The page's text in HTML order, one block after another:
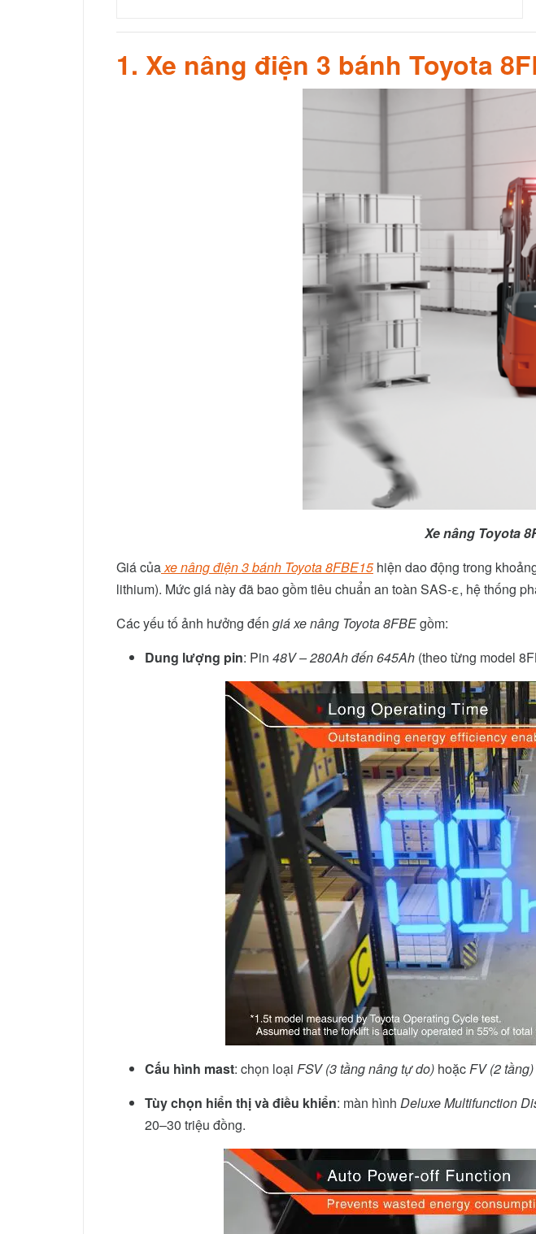
1. Xe nâng điện 3 bánh Toyota
Xe nâng Toyota
Giá củaxe nâng điện 3 bánh Toyota 8FBE15hiện dao động trong
lithium). Mức giá này đã bao gồm tiêu chuẩn an toàn SAS-ε, hệ thống
Các yếu tố ảnh hưởng đến giá xe nâng Toyota 8FBEgồm:
Dung lượng pin: Pin 48V – 280Ah đến 645Ah (theo từng model
Cấu hình mast: chọn loại FSV (3 tầng nâng tự do) hoặcFV (2 tầng)
Tùy chọn hiển thị và điều khiển: màn hình Deluxe Multifunction
20–30 triệu đồng.